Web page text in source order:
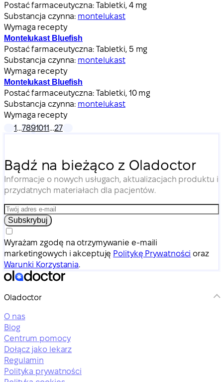
Postać farmaceutyczna: Tabletki, 4 mg
Substancja czynna: montelukast
Wymaga recepty
Montelukast Bluefish
Postać farmaceutyczna: Tabletki, 5 mg
Substancja czynna: montelukast
Wymaga recepty
Montelukast Bluefish
Postać farmaceutyczna: Tabletki, 10 mg
Substancja czynna: montelukast
Wymaga recepty
1…7891011…27
Bądź na bieżąco z Oladoctor
Informacje o nowych usługach, aktualizacjach produktu i
przydatnych materiałach dla pacjentów.
Subskrybuj
Wyrażam zgodę na otrzymywanie e-maili
marketingowych i akceptuję Politykę Prywatności oraz
Warunki Korzystania.
Oladoctor
O nas
Blog
Centrum pomocy
Dołącz jako lekarz
Regulamin
Polityka prywatności